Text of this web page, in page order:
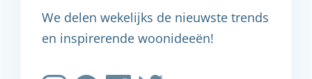
We delen wekelijks de nieuwste trends
en inspirerende woonideeën!